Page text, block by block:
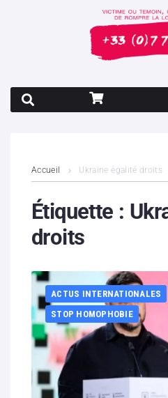
Contenus litigieux
Nous soutenir
Partenaires
Contacts
Hébergement solidaire
Accueil Ukraine égalité droits
Étiquette :
droits
ACTUS INTERNATIONALES
STOP HOMOPHOBIE